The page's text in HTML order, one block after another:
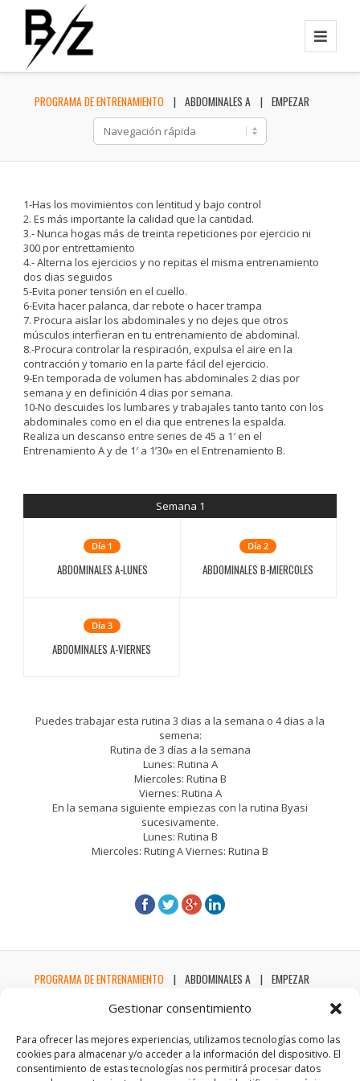
Gestionar consentimiento
Para ofrecer las mejores experiencias, utilizamos tecnologías como las
cookies para almacenar y/o acceder a la información del dispositivo. El
consentimiento de estas tecnologías nos permitirá procesar datos
PROGRAMA DE ENTRENAMIENTO ABDOMINALES A EMPEZAR
1-Has los movimientos con lentitud y bajo control
2. Es más importante la calidad que la cantidad.
3.- Nunca hogas más de treinta repeticiones por ejercicio ni
300 por entrettamiento
4.- Alterna los ejercicios y no repitas el misma entrenamiento
dos dias seguidos
5-Evita poner tensión en el cuello.
6-Evita hacer palanca, dar rebote o hacer trampa
7. Procura aislar los abdominales y no dejes que otros
músculos interfieran en tu entrenamiento de abdominal.
8.-Procura controlar la respiración, expulsa el aire en la
contracción y tomario en la parte fácil del ejercicio.
9-En temporada de volumen has abdominales 2 dias por
semana y en definición 4 dias por semana.
10-No descuides los lumbares y trabajales tanto tanto con los
abdominales como en el dia que entrenes la espalda.
Realiza un descanso entre series de 45 a 1′ en el
Entrenamiento A y de 1′ a 1’30» en el Entrenamiento B.
Semana 1
Día 1
ABDOMINALES A-LUNES
Día 2
ABDOMINALES B-MIERCOLES
Día 3
ABDOMINALES A-VIERNES
Puedes trabajar esta rutina 3 dias a la semana o 4 dias a la
semena:
Rutina de 3 días a la semana
Lunes: Rutina A
Miercoles: Rutina B
Viernes: Rutina A
En la semana siguiente empiezas con la rutina Byasi
sucesivamente.
Lunes: Rutina B
Miercoles: Ruting A Viernes: Rutina B
PROGRAMA DE ENTRENAMIENTO ABDOMINALES A EMPEZAR